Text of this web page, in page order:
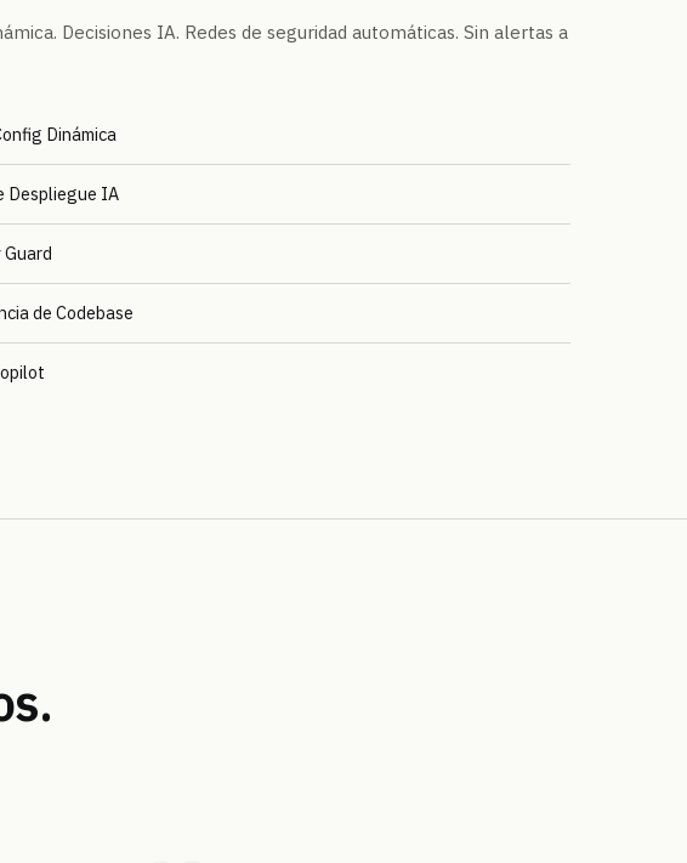
Decisiones IA. Redes de seguridad automáticas. Sin alertas a
Dinámica
Despliegue IA
de Codebase